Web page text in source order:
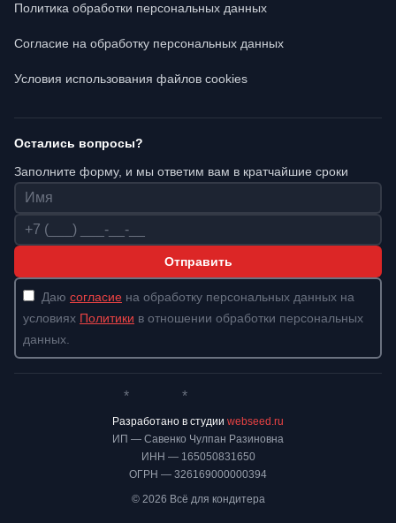
Политика обработки персональных данных
Согласие на обработку персональных данных
Условия использования файлов cookies
Остались вопросы?
Заполните форму, и мы ответим вам в кратчайшие сроки
Имя
Телефон
Отправить
Даю согласие на обработку персональных данных на
условиях Политики в отношении обработки персональных
данных.
ИП — Савенко Чулпан Разиновна
ИНН — 165050831650
ОГРН — 326169000000394
© 2026 Всё для кондитера
* *
Разработано в студии webseed.ru